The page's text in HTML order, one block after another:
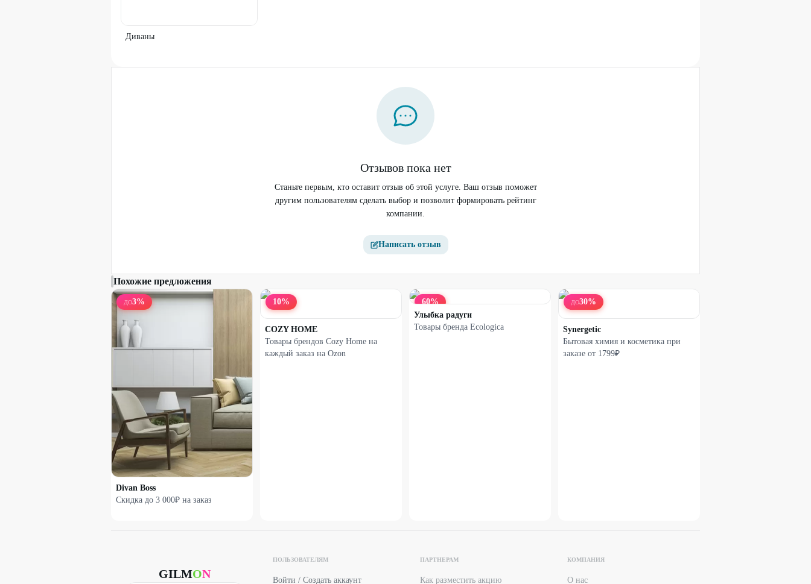
Диваны
Отзывов пока нет
Станьте первым, кто оставит отзыв об этой услуге. Ваш отзыв поможет
другим пользователям сделать выбор и позволит формировать рейтинг
компании.
Написать отзыв
Похожие предложения
ДО3%
Divan Boss
Скидка до 3 000₽ на заказ
10%
COZY HOME
Товары брендов Cozy Home на
каждый заказ на Оzon
60%
Улыбка радуги
Товары бренда Ecologica
ДО30%
Synergetic
Бытовая химия и косметика при
заказе от 1799₽
GILMON
ПОЛЬЗОВАТЕЛЯМ
Войти / Создать аккаунт
ПАРТНЕРАМ
Как разместить акцию
КОМПАНИЯ
О нас